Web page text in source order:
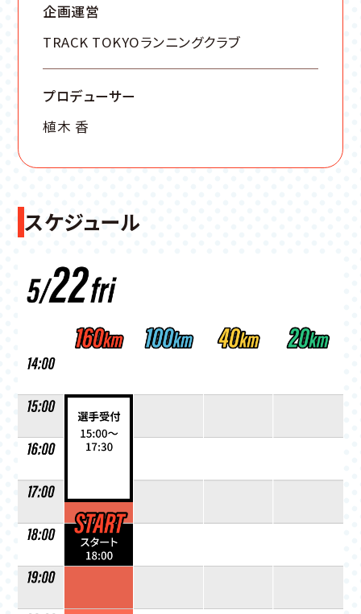
企画運営
TRACK TOKYOランニングクラブ
プロデューサー
植木 香
スケジュール